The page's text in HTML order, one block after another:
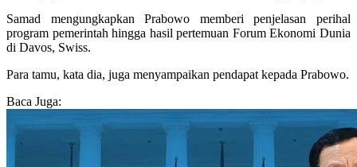
Samad mengungkapkan Prabowo memberi penjelasan perihal
program pemerintah hingga hasil pertemuan Forum Ekonomi Dunia
di Davos, Swiss.
Para tamu, kata dia, juga menyampaikan pendapat kepada Prabowo.
Baca Juga: